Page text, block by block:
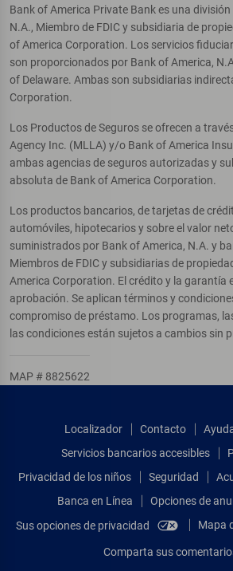
Bank of America Private Bank es una
N.A., Miembro de FDIC y subsidiaria de
of America Corporation. Los servicios
son proporcionados por Bank of America,
of Delaware. Ambas son subsidiarias
Corporation.
Los Productos de Seguros se ofrecen a
Agency Inc. (MLLA) y/o Bank of America
ambas agencias de seguros autorizadas y
absoluta de Bank of America Corporation.
Los productos bancarios, de tarjetas de
automóviles, hipotecarios y sobre el valor
suministrados por Bank of America, N.A. y
Miembros de FDIC y subsidiarias de
America Corporation. El crédito y la garantía
aprobación. Se aplican términos y
compromiso de préstamo. Los programas,
las condiciones están sujetos a cambios sin
MAP # 8825622
Localizador Contacto
Servicios bancarios accesibles
Privacidad de los niños
Seguridad
Banca en Línea
Opciones de
Sus opciones de privacidad
Mapa
Comparta sus